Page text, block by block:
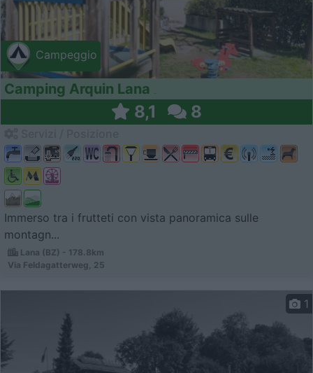
Campeggio
Camping Arquin Lana
8,1 8
Immerso tra i frutteti con vista panoramica sulle
montagn...
Lana (BZ) - 178.8km
Via Feldagatterweg, 25
1